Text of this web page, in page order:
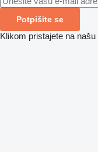
Potpišite se
Klikom pristajete na našu